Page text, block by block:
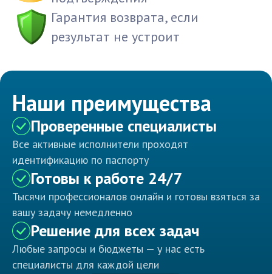
Гарантия возврата, если
результат не устроит
Наши преимущества
Проверенные специалисты
Все активные исполнители проходят
идентификацию по паспорту
Готовы к работе 24/7
Тысячи профессионалов онлайн и готовы взяться за
вашу задачу немедленно
Решение для всех задач
Любые запросы и бюджеты — у нас есть
специалисты для каждой цели